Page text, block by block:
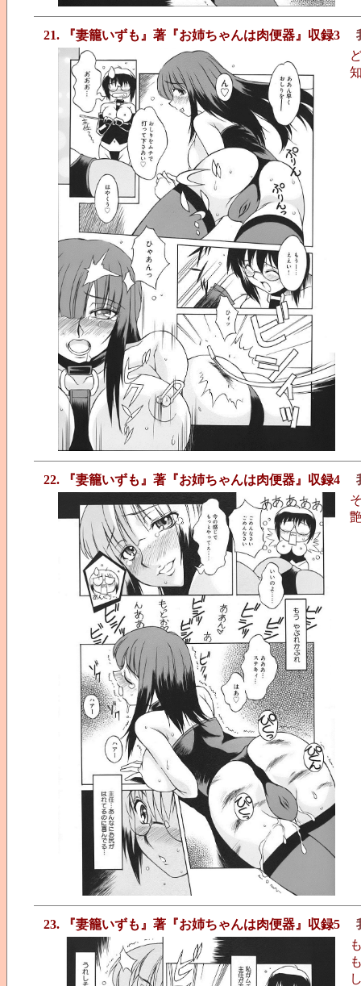
21. 『妻籠いずも』著『お姉ちゃんは肉便器』収録3
22. 『妻籠いずも』著『お姉ちゃんは肉便器』収録4
23. 『妻籠いずも』著『お姉ちゃんは肉便器』収録5